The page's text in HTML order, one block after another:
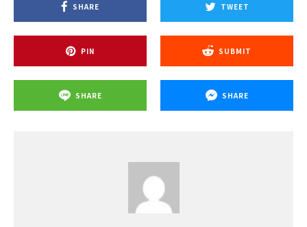
SHARE TWEET
PIN SUBMIT
SHARE SHARE